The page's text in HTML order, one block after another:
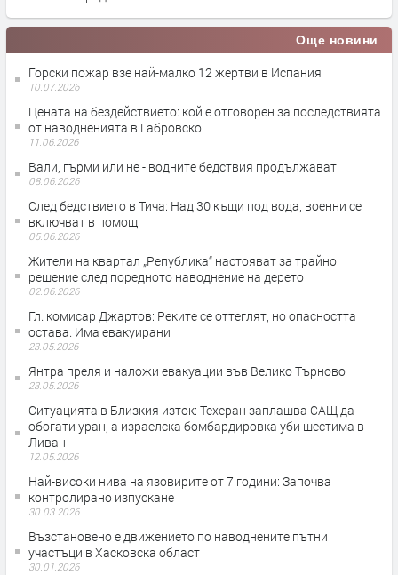
Още новини
Горски пожар взе най-малко 12 жертви в Испания
10.07.2026
Цената на бездействието: кой е отговорен за последствията
от наводненията в Габровско
11.06.2026
Вали, гърми или не - водните бедствия продължават
08.06.2026
След бедствието в Тича: Над 30 къщи под вода, военни се
включват в помощ
05.06.2026
Жители на квартал „Република“ настояват за трайно
решение след поредното наводнение на дерето
02.06.2026
Гл. комисар Джартов: Реките се оттеглят, но опасността
остава. Има евакуирани
23.05.2026
Янтра преля и наложи евакуации във Велико Търново
23.05.2026
Ситуацията в Близкия изток: Техеран заплашва САЩ да
обогати уран, а израелска бомбардировка уби шестима в
Ливан
12.05.2026
Най-високи нива на язовирите от 7 години: Започва
контролирано изпускане
30.03.2026
Възстановено е движението по наводнените пътни
участъци в Хасковска област
30.01.2026